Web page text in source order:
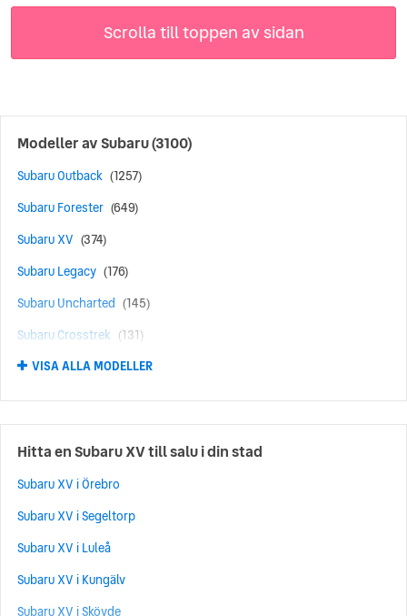
Scrolla till toppen av sidan
Modeller avSubaru(3100)
Subaru Outback (1257)
Subaru Forester (649)
Subaru XV (374)
Subaru Legacy (176)
Subaru Uncharted (145)
Subaru Crosstrek (131)
Subaru Solterra (104)
Subaru Impreza (83)
Subaru Levorg (72)
Subaru E-Outback (65)
Subaru WRX (24)
Subaru BRZ (11)
Subaru Tribeca (4)
Subaru Justy (3)
VISA ALLA MODELLER
Hitta en Subaru XV till salu i din stad
Subaru XV i Örebro
Subaru XV i Segeltorp
Subaru XV i Luleå
Subaru XV i Kungälv
Subaru XV i Skövde